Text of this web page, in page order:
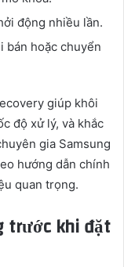
động nhiều lần.
bán hoặc chuyển
giúp khôi
độ xử lý, và khắc
gia Samsung
hướng dẫn chính
quan trọng.
trước khi đặt